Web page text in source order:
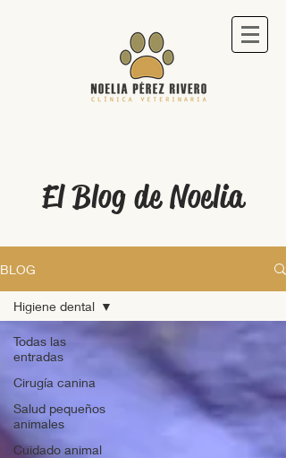
El Blog de Noelia
BLOG
Todas las
entradas
Cirugía canina
Salud pequeños
animales
Cuidado animal
Higiene dental